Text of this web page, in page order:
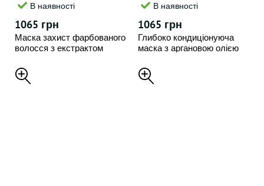
В наявності
1065 грн
Маска захист фарбованого
волосся з екстрактом
мл
В наявності
1065 грн
Глибоко кондиціонуюча
маска з аргановою олією
мл